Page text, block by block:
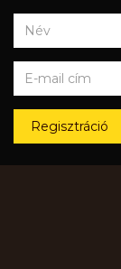
Regisztráció